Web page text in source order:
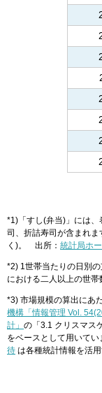
*1)「すし(弁当)」には
司、折詰寿司が含まれ
く)。 出所： 統計局ホ
*2) 1世帯当たりの日別
における二人以上の世帯
*3) 市場規模の算出にあ
機構「情報管理 Vol.
計」 の「3.1 クリスマス
をベースとして用いて
待 は各種統計情報を活